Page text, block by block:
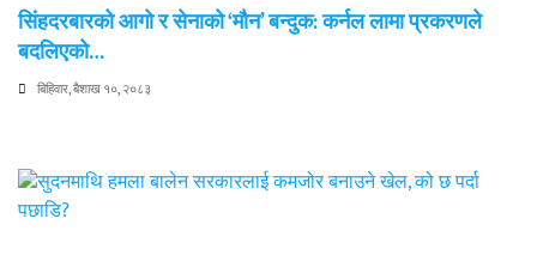
सिंहदरबारको आगो र सेनाको ‘मौन’ बन्दुक: कर्नल लामा प्रकरणले
बदलिएको…
बिहिवार, बैशाख १०, २०८३